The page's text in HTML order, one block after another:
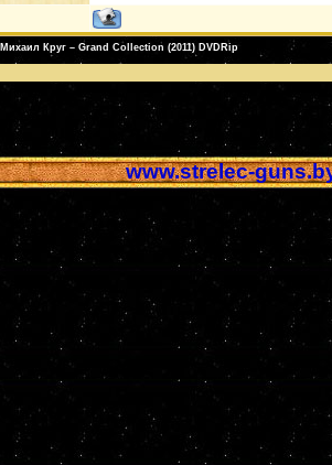
Михаил Круг – Grand Collection (2011) DVDRip
www.strelec-